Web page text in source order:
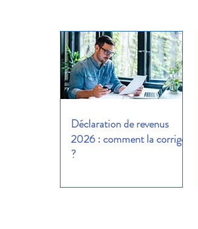
Déclaration de revenus
2026 : comment la corriger
?